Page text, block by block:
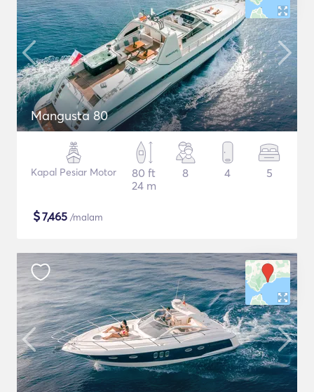
Mangusta 80
Kapal Pesiar Motor
80 ft
24 m
8 4 5
$7,465 /malam